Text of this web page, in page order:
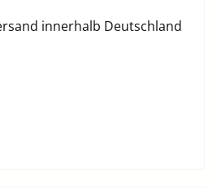
innerhalb Deutschland